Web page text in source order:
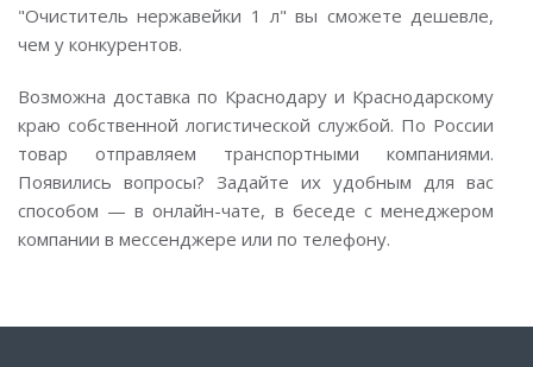
"Очиститель нержавейки 1 л" вы сможете дешевле,
чем у конкурентов.
Возможна доставка по Краснодару и Краснодарскому
краю собственной логистической службой. По России
товар отправляем транспортными компаниями.
Появились вопросы? Задайте их удобным для вас
способом — в онлайн-чате, в беседе с менеджером
компании в мессенджере или по телефону.